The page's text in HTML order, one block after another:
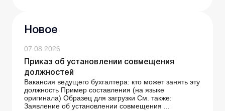
Новое
07.08.2026
Приказ об установлении совмещения
должностей
Вакансия ведущего бухгалтера: кто может занять эту
должность Пример составления (на языке
оригинала) Образец для загрузки См. также:
Заявление об установлении совмещения ...